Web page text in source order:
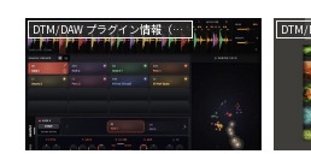
た。月額660円というお手頃な価
格設定に加え、14日間の無料体
験期間も用意されており、...
り、
効果
プ
プ
DTM/DAW プラグイン情報（VST AU AAX）